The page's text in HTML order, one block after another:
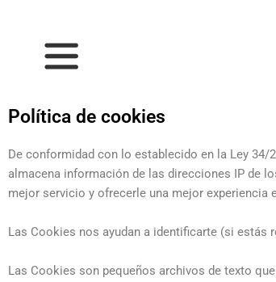
contenido
Política de cookies
De conformidad con lo establecido en la Ley
almacena información de las direcciones IP de
mejor servicio y ofrecerle una mejor experiencia
Las Cookies nos ayudan a identificarte (si estás
Las Cookies son pequeños archivos de texto